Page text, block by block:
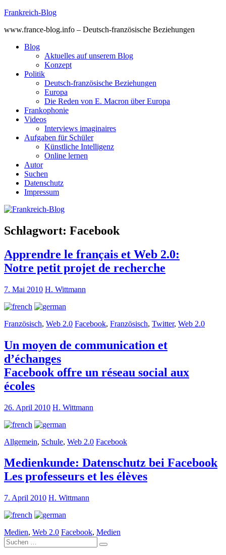
Skip
content
Frankreich-Blog
www.france-blog.info – Deutsch-französische Beziehungen
Blog
Aktuelles auf unserem Blog
Konzept
Politik
Deutsch-französische Beziehungen
Europa
Die Reden von E. Macron über Europa
Frankophonie
Videos
Interviews imaginaires
Aufgaben für Schüler
Künstliche Intelligenz
Online lernen
Autor
Suchen
Datenschutz
Impressum
Schlagwort: Facebook
Apprendre le français et Web 2.0:
Notre petit projet de recherche
7. Mai 2010 H. Wittmann
Französisch, Web 2.0 Facebook, Französisch, Twitter, Web 2.0
Un moyen de communication et
d’échanges
Facebook offre un réseau social aux
écoles
26. April 2010 H. Wittmann
Allgemein, Schule, Web 2.0 Facebook
Medienkunde: Datenschutz bei Facebook
Les professeurs et les élèves
7. April 2010 H. Wittmann
Medien, Web 2.0 Facebook, Medien
Suche
nach: